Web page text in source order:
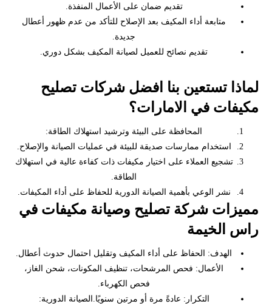
تقديم ضمان على الأعمال المنفذة.
متابعة أداء المكيف بعد الإصلاح للتأكد من عدم ظهور أعطال
جديدة.
تقديم نصائح للعميل لصيانة المكيف بشكل دوري.
لماذا تستعين بنا افضل شركات تصليح
مكيفات في الامارات؟
المحافظة على البيئة وترشيد استهلاك الطاقة:
استخدام ممارسات صديقة للبيئة في عمليات الصيانة والإصلاح.
تشجيع العملاء على اختيار مكيفات ذات كفاءة عالية في استهلاك
الطاقة.
نشر الوعي بأهمية الصيانة الدورية للحفاظ على أداء المكيفات.
مميزات شركة تصليح وصيانة مكيفات في
راس الخيمة
الهدف: الحفاظ على أداء المكيف وتقليل احتمال حدوث أعطال.
الأعمال: فحص المرشحات، تنظيف المكونات، شحن الغاز،
فحص الكهرباء.
التكرار: عادةً مرة أو مرتين سنويًا.الصيانة الدورية: